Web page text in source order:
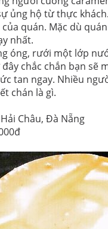
ủng hộ từ thực
quán. Mặc dù
nhất.
óng, rưới một lớp
chắc chắn bạn sẽ
tan ngay. Nhiều
chán là gì.
Châu, Đà Nẵng